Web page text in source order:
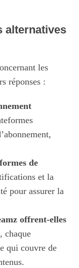
alternatives
les
réponses :
de
et la
pour assurer la
offrent-elles
chaque
qui couvre de